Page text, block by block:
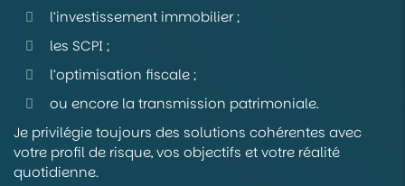
l’investissement immobilier ;
les SCPI ;
l’optimisation fiscale ;
ou encore la transmission patrimoniale.
Je privilégie toujours des solutions cohérentes avec
votre profil de risque, vos objectifs et votre réalité
quotidienne.